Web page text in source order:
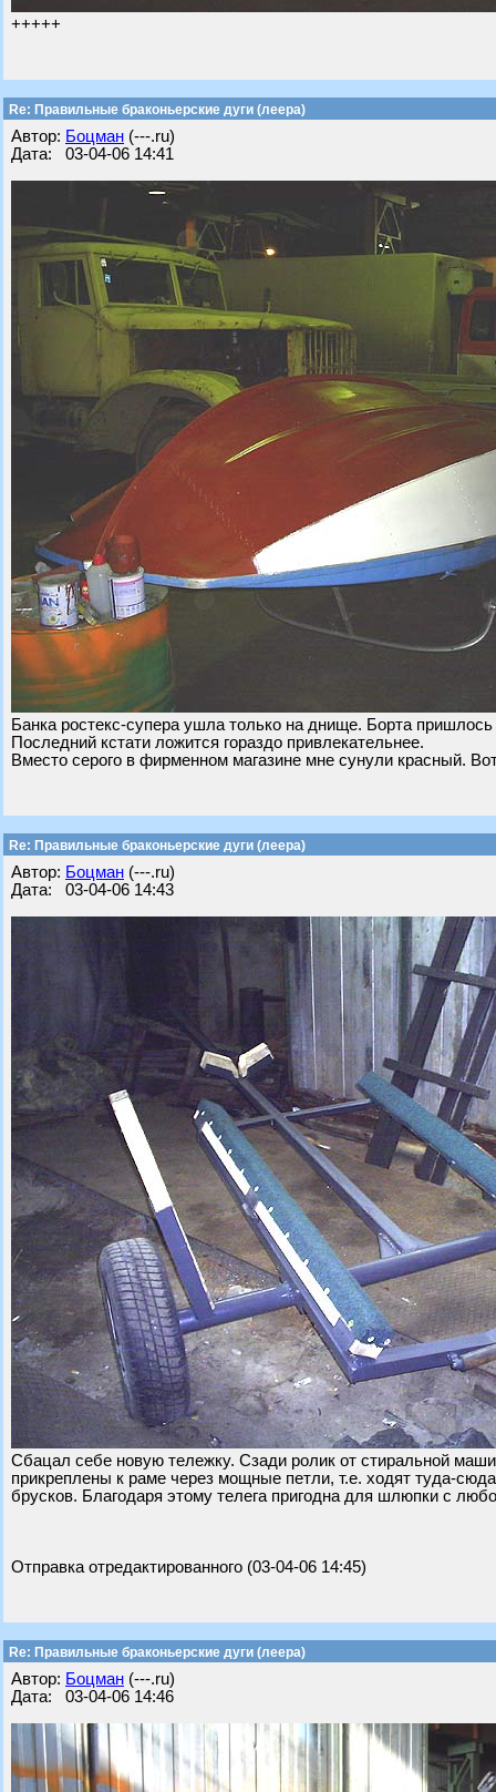
+++++
Re: Правильные браконьерские дуги (леера)
Автор: Бoцман (---.ru)
Дата: 03-04-06 14:41
Банка ростекс-супера ушла только на днище. Борта
Последний кстати ложится гораздо привлекательнее.
Вместо серого в фирменном магазине мне сунули красный.
Re: Правильные браконьерские дуги (леера)
Автор: Бoцман (---.ru)
Дата: 03-04-06 14:43
Сбацал себе новую тележку. Сзади ролик от стиральной
прикреплены к раме через мощные петли, т.е. ходят туда-
брусков. Благодаря этому телега пригодна для шлюпки с
Отправка отредактированного (03-04-06 14:45)
Re: Правильные браконьерские дуги (леера)
Автор: Бoцман (---.ru)
Дата: 03-04-06 14:46